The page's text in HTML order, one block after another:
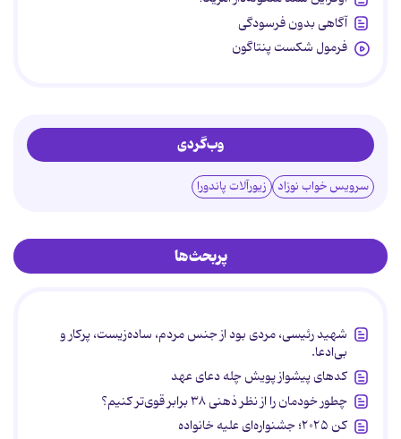
آگاهی بدون فرسودگی
فرمول شکست پنتاگون
وب‌گردی
سرویس خواب نوزاد زیورآلات پاندورا
پربحث‌ها
شهید رئیسی، مردی بود از جنس مردم، ساده‌زیست، پرکار و
بی‌ادعا.
کدهای پیشواز پویش چله دعای عهد
چطور خودمان را از نظر ذهنی ۳۸ برابر قوی‌تر کنیم؟
کن ۲۰۲۵؛ جشنواره‌ای علیه خانواده